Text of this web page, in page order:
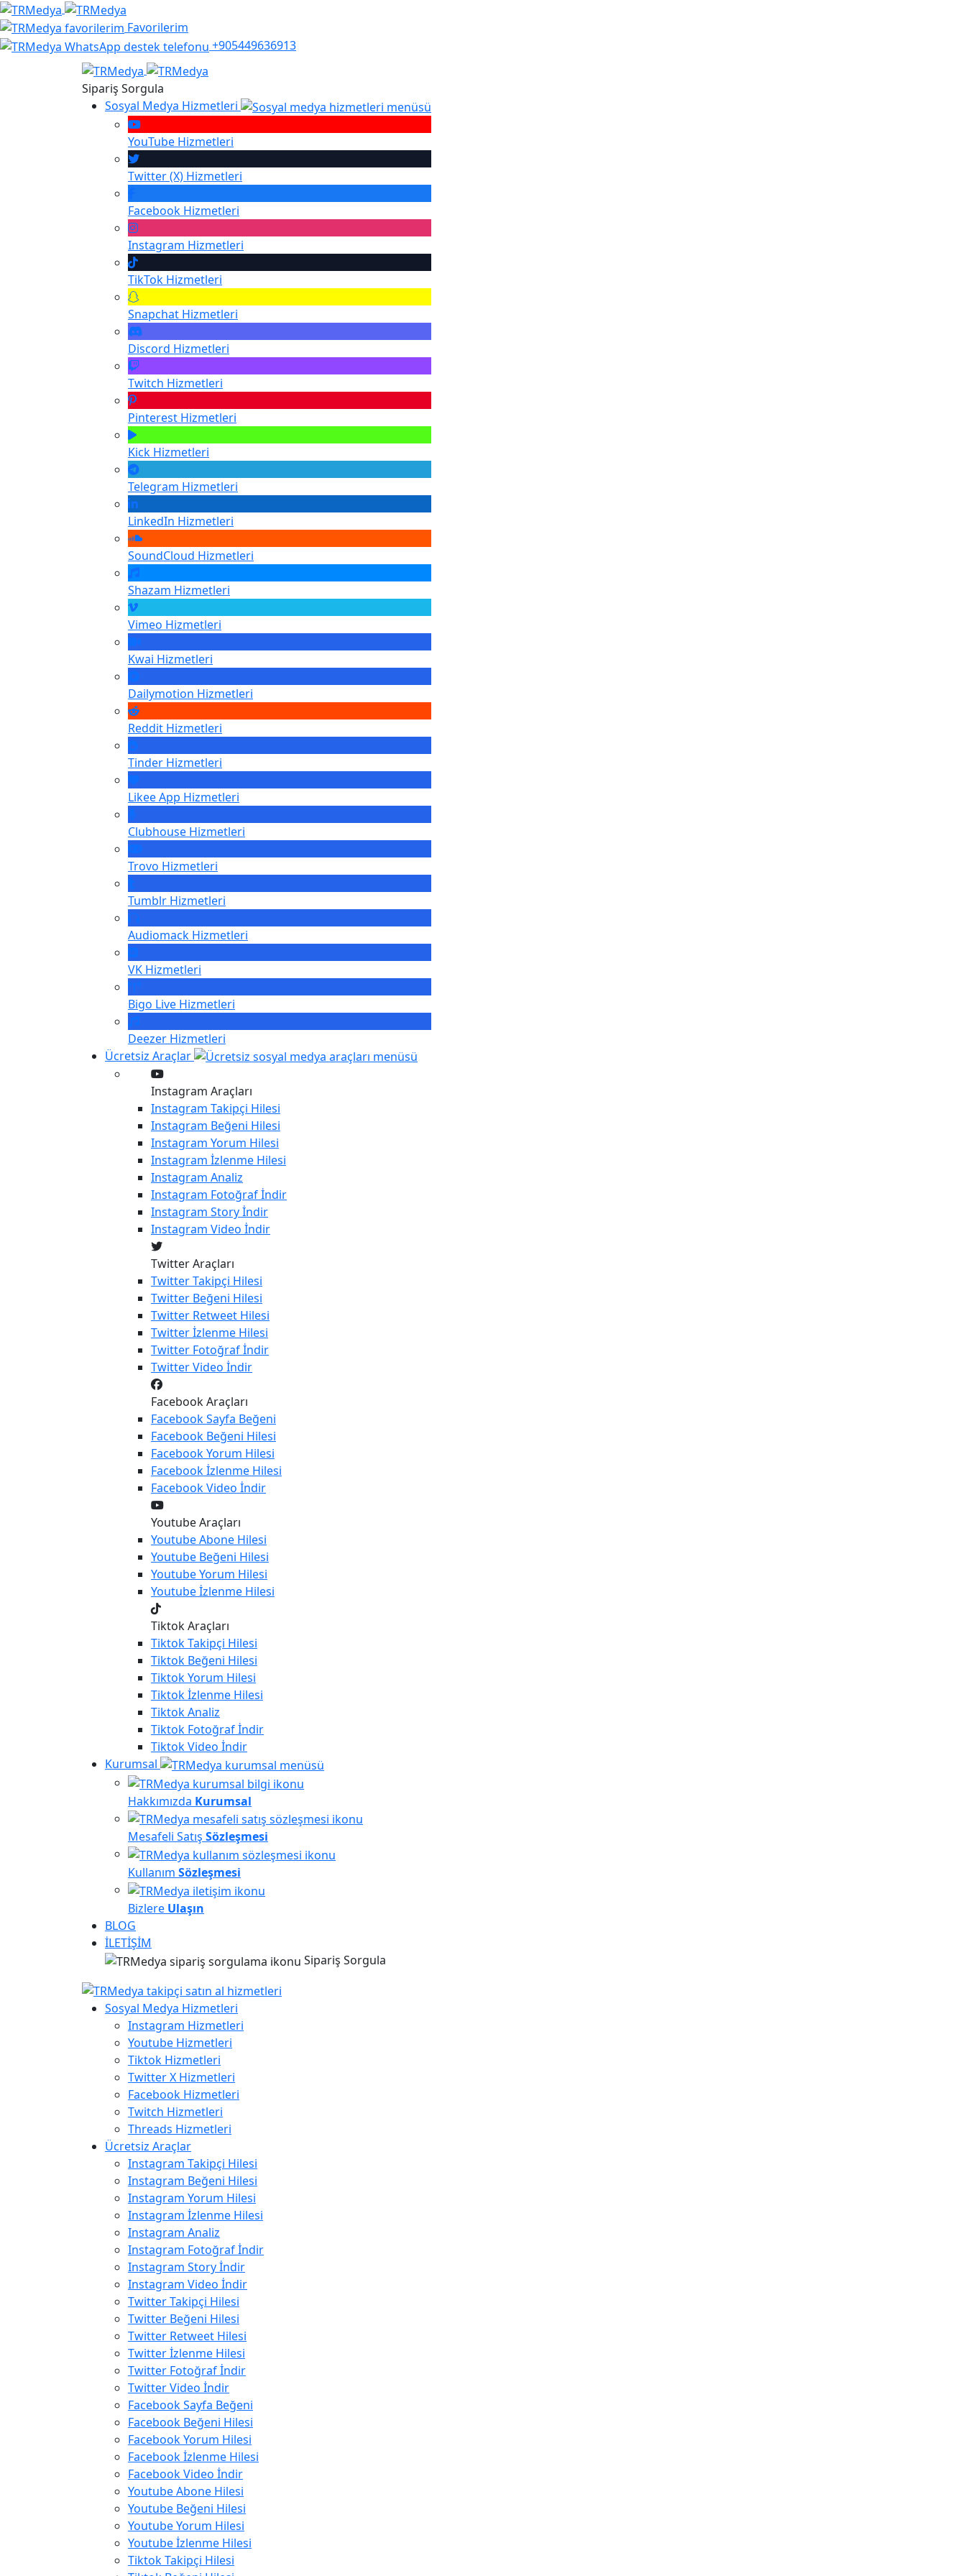
Favorilerim
+905449636913
Sipariş Sorgula
Sosyal Medya Hizmetleri
YouTube Hizmetleri
Twitter (X) Hizmetleri
Facebook Hizmetleri
Instagram Hizmetleri
TikTok Hizmetleri
Snapchat Hizmetleri
Discord Hizmetleri
Twitch Hizmetleri
Pinterest Hizmetleri
Kick Hizmetleri
Telegram Hizmetleri
LinkedIn Hizmetleri
SoundCloud Hizmetleri
Shazam Hizmetleri
Vimeo Hizmetleri
Kwai Hizmetleri
Dailymotion Hizmetleri
Reddit Hizmetleri
Tinder Hizmetleri
Likee App Hizmetleri
Clubhouse Hizmetleri
Trovo Hizmetleri
Tumblr Hizmetleri
Audiomack Hizmetleri
VK Hizmetleri
Bigo Live Hizmetleri
Deezer Hizmetleri
Ücretsiz Araçlar
Instagram Araçları
Instagram Takipçi Hilesi
Instagram Beğeni Hilesi
Instagram Yorum Hilesi
Instagram İzlenme Hilesi
Instagram Analiz
Instagram Fotoğraf İndir
Instagram Story İndir
Instagram Video İndir
Twitter Araçları
TwitterTakipçi Hilesi
Twitter Beğeni Hilesi
Twitter Retweet Hilesi
Twitterİzlenme Hilesi
Twitter Fotoğraf İndir
TwitterVideo İndir
Facebook Araçları
FacebookSayfa Beğeni
Facebook Beğeni Hilesi
FacebookYorum Hilesi
Facebookİzlenme Hilesi
FacebookVideo İndir
Youtube Araçları
YoutubeAbone Hilesi
Youtube Beğeni Hilesi
YoutubeYorum Hilesi
Youtubeİzlenme Hilesi
Tiktok Araçları
TiktokTakipçi Hilesi
Tiktok Beğeni Hilesi
TiktokYorum Hilesi
Tiktokİzlenme Hilesi
TiktokAnaliz
Tiktok Fotoğraf İndir
TiktokVideo İndir
Kurumsal
Hakkımızda Kurumsal
Mesafeli Satış Sözleşmesi
Kullanım Sözleşmesi
Bizlere Ulaşın
BLOG
İLETİŞİM
Sipariş Sorgula
Sosyal Medya Hizmetleri
Instagram Hizmetleri
Youtube Hizmetleri
Tiktok Hizmetleri
Twitter X Hizmetleri
Facebook Hizmetleri
Twitch Hizmetleri
Threads Hizmetleri
Ücretsiz Araçlar
Instagram Takipçi Hilesi
Instagram Beğeni Hilesi
Instagram Yorum Hilesi
Instagram İzlenme Hilesi
Instagram Analiz
Instagram Fotoğraf İndir
Instagram Story İndir
Instagram Video İndir
Twitter Takipçi Hilesi
Twitter Beğeni Hilesi
Twitter Retweet Hilesi
Twitter İzlenme Hilesi
Twitter Fotoğraf İndir
Twitter Video İndir
Facebook Sayfa Beğeni
Facebook Beğeni Hilesi
Facebook Yorum Hilesi
Facebook İzlenme Hilesi
Facebook Video İndir
Youtube Abone Hilesi
Youtube Beğeni Hilesi
Youtube Yorum Hilesi
Youtube İzlenme Hilesi
Tiktok Takipçi Hilesi